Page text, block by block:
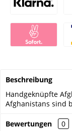
Beschreibung
Handgeknüpfte
Afghanistans sind
Bewertungen
0